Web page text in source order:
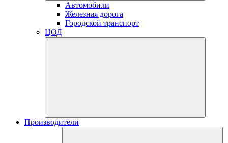
Автомобили
Железная дорога
Городской транспорт
ЦОД
Производители